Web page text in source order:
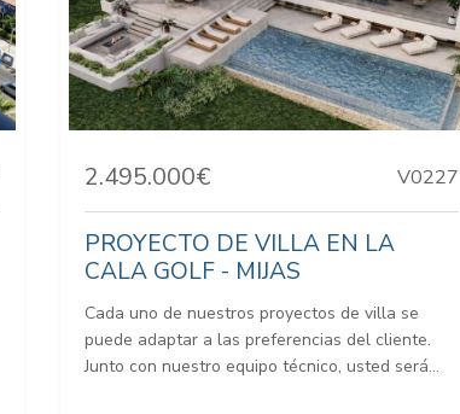
2.495.000€ V0227
PROYECTO DE VILLA EN LA
CALA GOLF - MIJAS
Cada uno de nuestros proyectos de villa se
puede adaptar a las preferencias del cliente.
Junto con nuestro equipo técnico, usted será...